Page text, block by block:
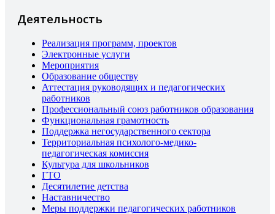
Деятельность
Реализация программ, проектов
Электронные услуги
Мероприятия
Образование обществу
Аттестация руководящих и педагогических
работников
Профессиональный союз работников образования
Функциональная грамотность
Поддержка негосударственного сектора
Территориальная психолого-медико-
педагогическая комиссия
Культура для школьников
ГТО
Десятилетие детства
Наставничество
Меры поддержки педагогических работников